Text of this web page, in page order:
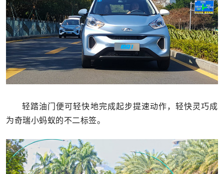
轻踏油门便可轻快地完成起步提速动作，轻快灵巧成
为奇瑞小蚂蚁的不二标签。